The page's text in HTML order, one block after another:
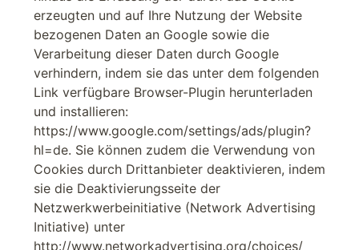
erzeugten und auf Ihre Nutzung der Website
bezogenen Daten an Google sowie die
Verarbeitung dieser Daten durch Google
verhindern, indem sie das unter dem folgenden
Link verfügbare Browser-Plugin herunterladen
und installieren:
https://www.google.com/settings/ads/plugin?
hl=de. Sie können zudem die Verwendung von
Cookies durch Drittanbieter deaktivieren, indem
sie die Deaktivierungsseite der
Netzwerkwerbeinitiative (Network Advertising
Initiative) unter
http://www.networkadvertising.org/choices/